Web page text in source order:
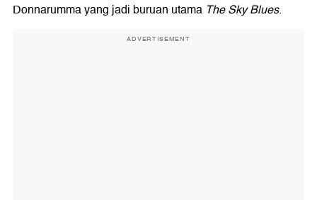
Donnarumma yang jadi buruan utama The Sky Blues.
ADVERTISEMENT